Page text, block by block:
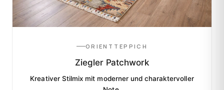
ORIENTTEPPICH
Ziegler Patchwork
Kreativer Stilmix mit moderner und charaktervoller